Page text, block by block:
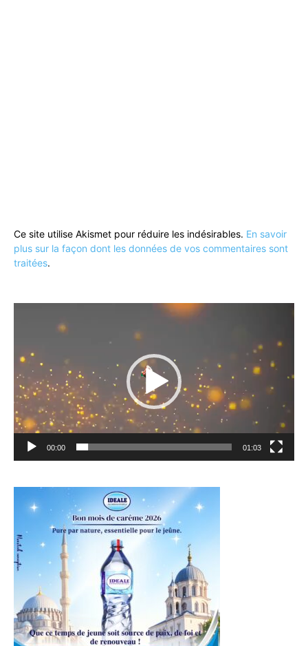
Ce site utilise Akismet pour réduire les indésirables. En savoir
plus sur la façon dont les données de vos commentaires sont
traitées.
00:00 01:03